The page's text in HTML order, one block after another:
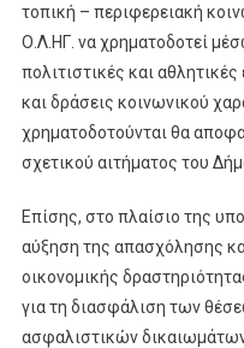
τοπική – περιφερειακή
Ο.Λ.ΗΓ. να χρηματοδοτεί
πολιτιστικές και
και δράσεις κοινωνικού
χρηματοδοτούνται θα
σχετικού αιτήματος του
Επίσης, στο πλαίσιο της
αύξηση της απασχόλησης
οικονομικής
για τη διασφάλιση των
ασφαλιστικών